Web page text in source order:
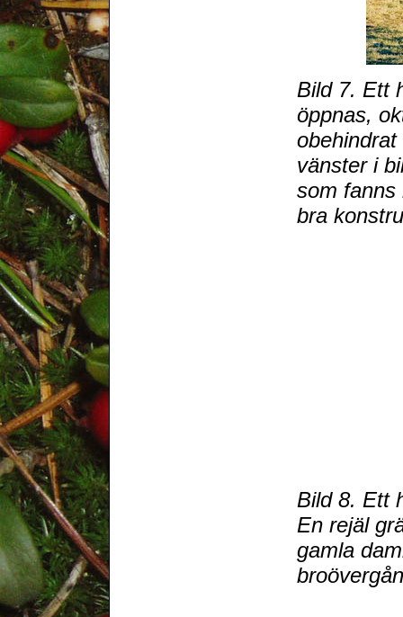
Bild 7. Ett
öppnas,
vänster i
som fanns
bra
Bild 8. Ett
En rejäl
gamla